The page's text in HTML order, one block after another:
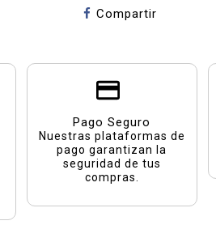
Compartir
Pago Seguro
Nuestras plataformas de
pago garantizan la
seguridad de tus
compras.